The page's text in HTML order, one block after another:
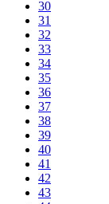
30
31
32
33
34
35
36
37
38
39
40
41
42
43